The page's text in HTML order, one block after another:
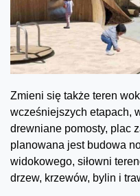
Zmieni się także teren
wcześniejszych etapach,
drewniane pomosty, plac
planowana jest budowa
widokowego, siłowni
drzew, krzewów, bylin i